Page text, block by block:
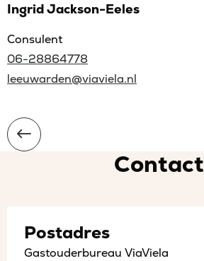
Ingrid Jackson-Eeles
Consulent
06-28864778
leeuwarden@viaviela.nl
Contact
Postadres
Gastouderbureau ViaViela